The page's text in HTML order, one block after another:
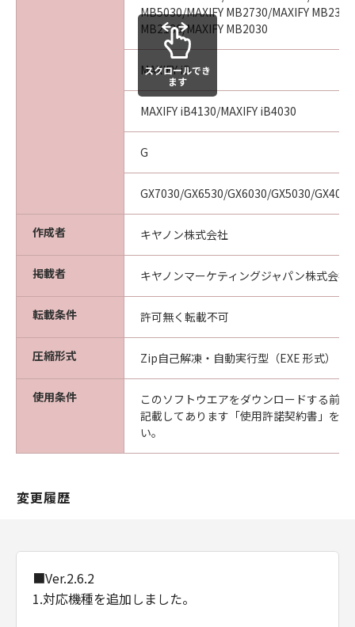
MB5030/MAXIFY MB2730/MAXIFY
MB2130/MAXIFY MB2030
MAXIFY iB
MAXIFY iB4130/MAXIFY iB4030
G
GX7030/GX6530/GX6030/GX5030/
作成者 キヤノン株式会社
掲載者 キヤノンマーケティングジャパン株式会社
転載条件 許可無く転載不可
圧縮形式 Zip自己解凍・自動実行型（EXE 形式）
使用条件
このソフトウエアをダウンロードする前
記載してあります「使用許諾契約書」を
い。
スクロールでき
ます
変更履歴
■Ver.2.6.2
1.対応機種を追加しました。